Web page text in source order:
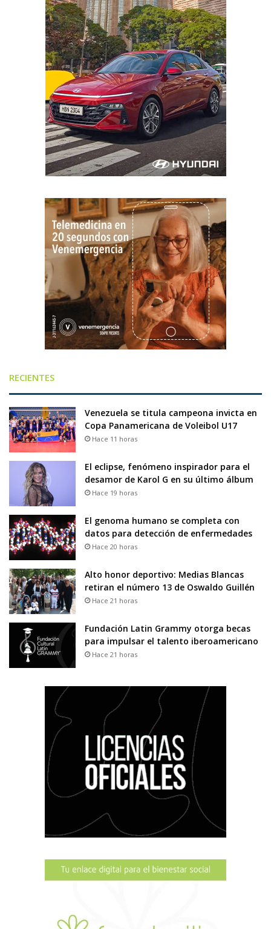
RECIENTES
Venezuela se titula campeona invicta en
Copa Panamericana de Voleibol U17
Hace 11 horas
El eclipse, fenómeno inspirador para el
desamor de Karol G en su último álbum
Hace 19 horas
El genoma humano se completa con
datos para detección de enfermedades
Hace 20 horas
Alto honor deportivo: Medias Blancas
retiran el número 13 de Oswaldo Guillén
Hace 21 horas
Fundación Latin Grammy otorga becas
para impulsar el talento iberoamericano
Hace 21 horas